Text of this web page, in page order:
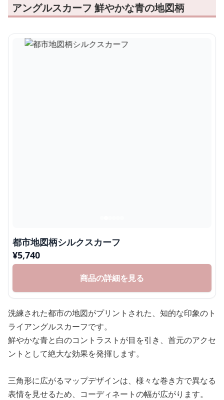
アングルスカーフ 鮮やかな青の地図柄
都市地図柄シルクスカーフ
¥5,740
商品の詳細を見る
洗練された都市の地図がプリントされた、知的な印象のト
ライアングルスカーフです。
鮮やかな青と白のコントラストが目を引き、首元のアクセ
ントとして絶大な効果を発揮します。
三角形に広がるマップデザインは、様々な巻き方で異なる
表情を見せるため、コーディネートの幅が広がります。